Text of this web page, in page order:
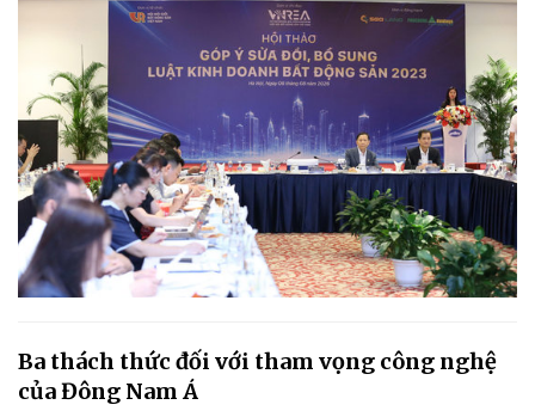
Ba thách thức đối với tham vọng công nghệ
của Đông Nam Á